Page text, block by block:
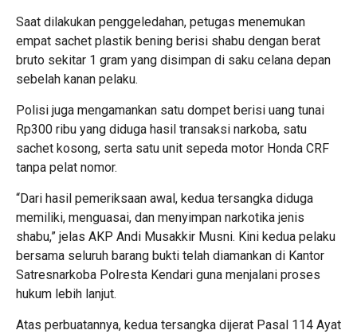
Saat dilakukan penggeledahan, petugas menemukan
empat sachet plastik bening berisi shabu dengan berat
bruto sekitar 1 gram yang disimpan di saku celana depan
sebelah kanan pelaku.
Polisi juga mengamankan satu dompet berisi uang tunai
Rp300 ribu yang diduga hasil transaksi narkoba, satu
sachet kosong, serta satu unit sepeda motor Honda CRF
tanpa pelat nomor.
“Dari hasil pemeriksaan awal, kedua tersangka diduga
memiliki, menguasai, dan menyimpan narkotika jenis
shabu,” jelas AKP Andi Musakkir Musni. Kini kedua pelaku
bersama seluruh barang bukti telah diamankan di Kantor
Satresnarkoba Polresta Kendari guna menjalani proses
hukum lebih lanjut.
Atas perbuatannya, kedua tersangka dijerat Pasal 114 Ayat